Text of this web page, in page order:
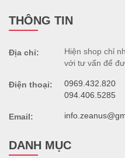
THÔNG TIN
Địa chỉ:
Hiện shop chỉ
với tư vấn để
Điện thoại:
0969.432.820
094.406.5285
Email:
DANH MỤC